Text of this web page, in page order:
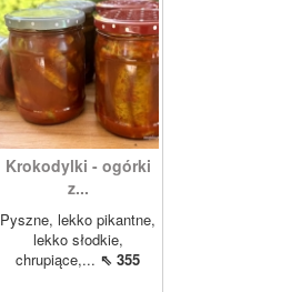
Krokodylki - ogórki
z...
Pyszne, lekko pikantne,
lekko słodkie,
chrupiące,... ⇖ 355